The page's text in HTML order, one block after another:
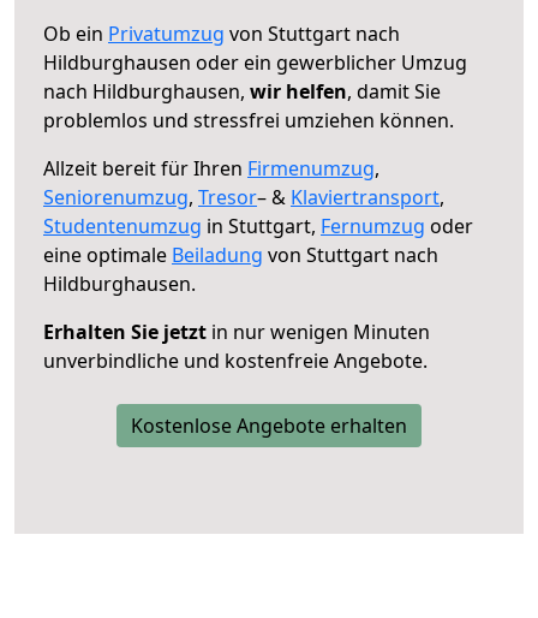
Ob ein Privatumzug von Stuttgart nach
Hildburghausen oder ein gewerblicher Umzug
nach Hildburghausen, wir helfen, damit Sie
problemlos und stressfrei umziehen können.
Allzeit bereit für Ihren Firmenumzug,
Seniorenumzug, Tresor– & Klaviertransport,
Studentenumzug in Stuttgart, Fernumzug oder
eine optimale Beiladung von Stuttgart nach
Hildburghausen.
Erhalten Sie jetzt in nur wenigen Minuten
unverbindliche und kostenfreie Angebote.
Kostenlose Angebote erhalten